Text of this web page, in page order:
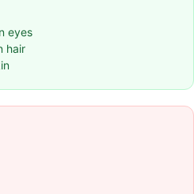
eyes
hair